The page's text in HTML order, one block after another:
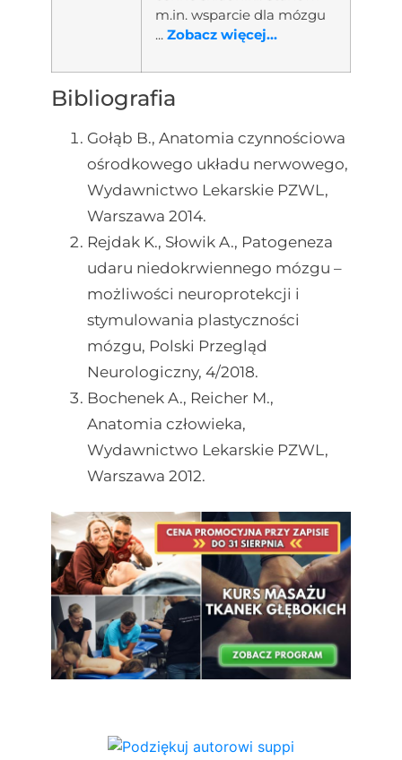
m.in. wsparcie dla mózgu
... Zobacz więcej...
Bibliografia
Gołąb B., Anatomia czynnościowa
ośrodkowego układu nerwowego,
Wydawnictwo Lekarskie PZWL,
Warszawa 2014.
Rejdak K., Słowik A., Patogeneza
udaru niedokrwiennego mózgu –
możliwości neuroprotekcji i
stymulowania plastyczności
mózgu, Polski Przegląd
Neurologiczny, 4/2018.
Bochenek A., Reicher M.,
Anatomia człowieka,
Wydawnictwo Lekarskie PZWL,
Warszawa 2012.